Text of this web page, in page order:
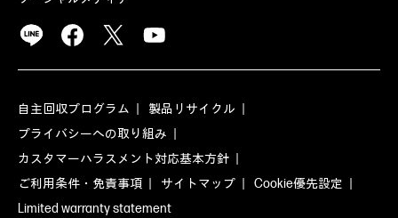
自主回収プログラム
製品リサイクル
プライバシーへの取り組み
カスタマーハラスメント対応基本方針
ご利用条件・免責事項
サイトマップ
Cookie優先設定
Limited warranty statement